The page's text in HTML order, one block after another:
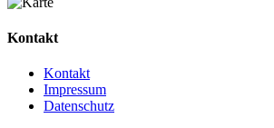
Kontakt
Kontakt
Impressum
Datenschutz